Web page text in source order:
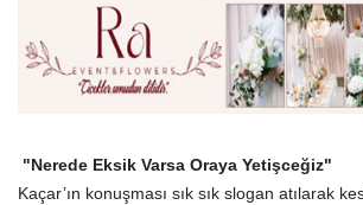
"Nerede Eksik Varsa Oraya Yetişceğiz"
Kaçar’ın konuşması sık sık slogan atılarak